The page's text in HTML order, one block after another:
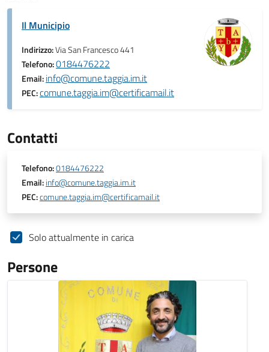
Il Municipio
Indirizzo:Via San Francesco 441
Telefono:0184476222
Email:info@comune.taggia.im.it
PEC:comune.taggia.im@certificamail.it
Contatti
Telefono:0184476222
Email:info@comune.taggia.im.it
PEC:comune.taggia.im@certificamail.it
Solo attualmente in carica
Persone